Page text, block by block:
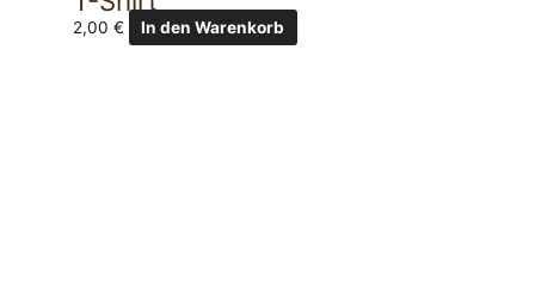
2,00€ In den Warenkorb